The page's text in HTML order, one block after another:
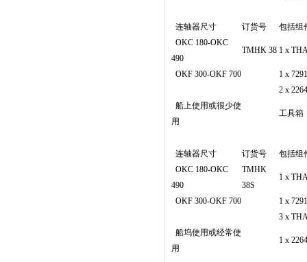
连轴器尺寸 订货号
包括组
OKC 180-OKC
490
TMHK 38 1 x
OKF 300-OKF 700
1 x
2 x
船上使用或很少使
用
工具箱
连轴器尺寸 订货号
包括组
OKC 180-OKC
490
TMHK
38S
1 x
OKF 300-OKF 700
1 x
3 x
船坞使用或经常使
用
1 x